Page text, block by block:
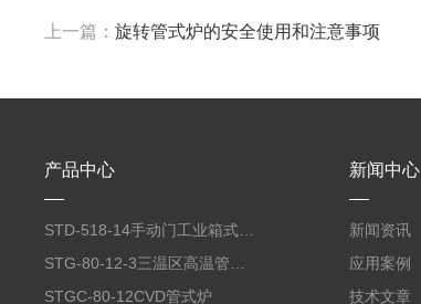
上一篇：旋转管式炉的安全使用和注意事项
产品中心
STGC-80-12CVD管式炉
新闻中心
新闻资讯
应用案例
技术文章